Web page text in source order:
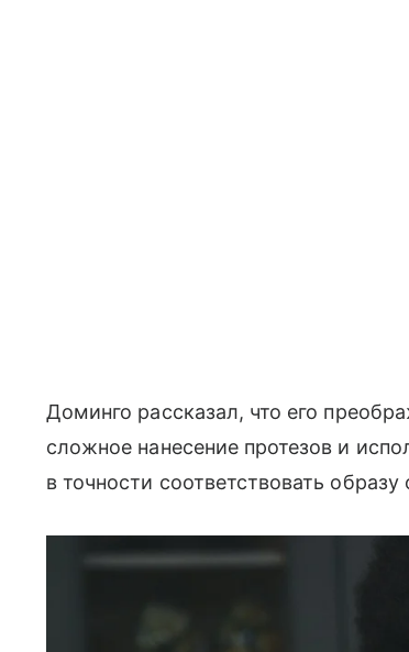
Доминго рассказал, что его
сложное нанесение протезов и
в точности соответствовать образу